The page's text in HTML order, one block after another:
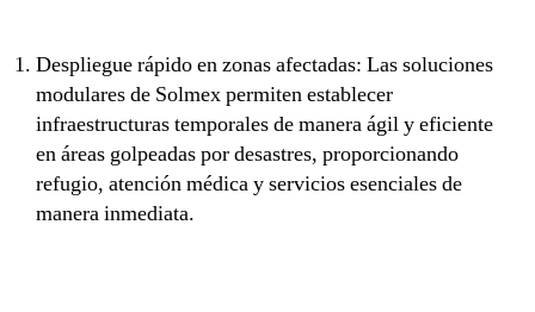
Despliegue rápido en zonas afectadas: Las soluciones
modulares de Solmex permiten establecer
infraestructuras temporales de manera ágil y eficiente
en áreas golpeadas por desastres, proporcionando
refugio, atención médica y servicios esenciales de
manera inmediata.